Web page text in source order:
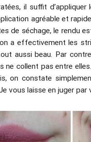
il suffit
agréable et
de séchage, le
a effectivement les
aussi beau. Par
collent pas entre
on constate
vous laisse en juger par